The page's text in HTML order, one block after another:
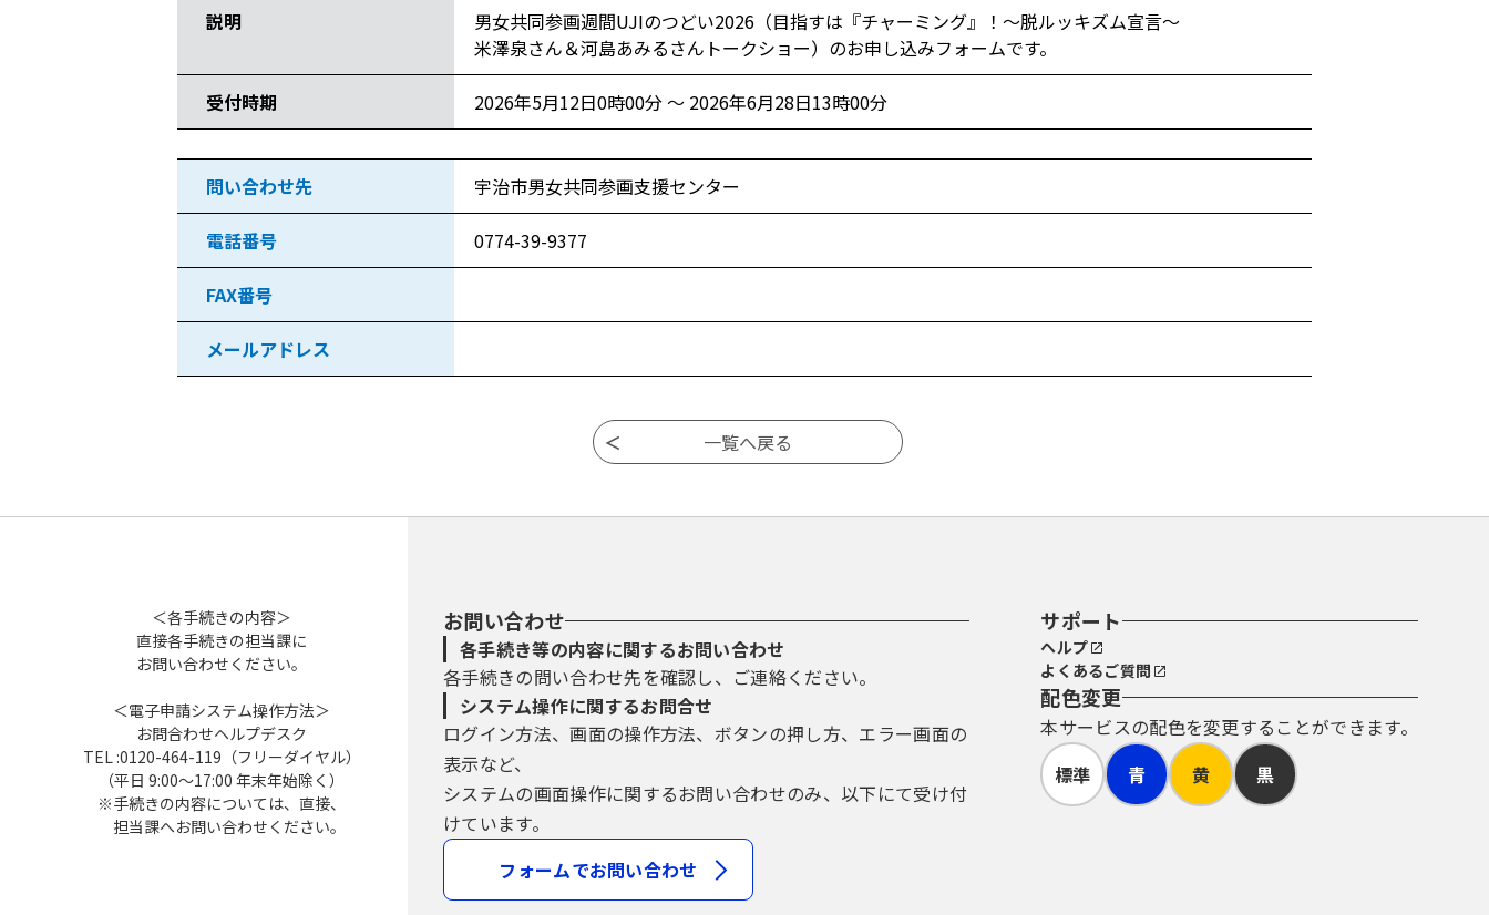
説明
男女共同参画週間UJIのつどい2026（目指すは『チャーミング』！～脱ルッキズム宣言～
米澤泉さん＆河島あみるさんトークショー）のお申し込みフォームです。
受付時期 2026年5月12日0時00分 ～ 2026年6月28日13時00分
問い合わせ先 宇治市男女共同参画支援センター
電話番号 0774-39-9377
FAX番号
メールアドレス
＜各手続きの内容＞
直接各手続きの担当課に
お問い合わせください。
＜電子申請システム操作方法＞
お問合わせヘルプデスク
TEL :0120-464-119（フリーダイヤル）
（平日 9:00～17:00 年末年始除く）
※手続きの内容については、直接、
担当課へお問い合わせください。
お問い合わせ
各手続き等の内容に関するお問い合わせ
各手続きの問い合わせ先を確認し、ご連絡ください。
システム操作に関するお問合せ
ログイン方法、画面の操作方法、ボタンの押し方、エラー画面の
表示など、
システムの画面操作に関するお問い合わせのみ、以下にて受け付
けています。
フォームでお問い合わせ
サポート
ヘルプ
よくあるご質問
配色変更
本サービスの配色を変更することができます。
標準
青 黄 黒